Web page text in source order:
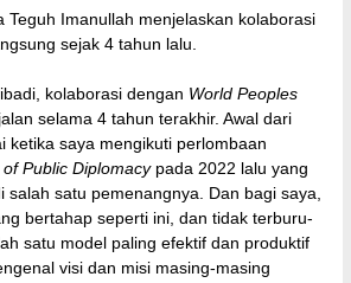
Teguh Imanullah menjelaskan kolaborasi
sejak 4 tahun lalu.
kolaborasi dengan World Peoples
selama 4 tahun terakhir. Awal dari
ketika saya mengikuti perlombaan
Public Diplomacypada 2022 lalu yang
salah satu pemenangnya. Dan bagi saya,
bertahap seperti ini, dan tidak terburu-
satu model paling efektif dan produktif
visi dan misi masing-masing